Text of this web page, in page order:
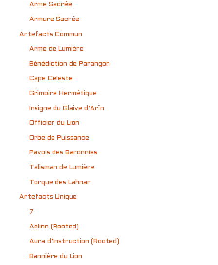
Arme Sacrée
Armure Sacrée
Artefacts Commun
Arme de Lumière
Bénédiction de Parangon
Cape Céleste
Grimoire Hermétique
Insigne du Glaive d’Arïn
Officier du Lion
Orbe de Puissance
Pavois des Baronnies
Talisman de Lumière
Torque des Lahnar
Artefacts Unique
7
Aelinn (Rooted)
Aura d’Instruction (Rooted)
Bannière du Lion